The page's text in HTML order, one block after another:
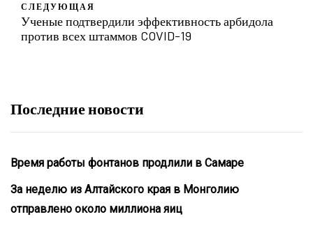
СЛЕДУЮЩАЯ
Ученые подтвердили эффективность арбидола
против всех штаммов COVID-19
Последние новости
Время работы фонтанов продлили в Самаре
За неделю из Алтайского края в Монголию
отправлено около миллиона яиц